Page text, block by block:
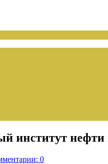
институт нефти
0